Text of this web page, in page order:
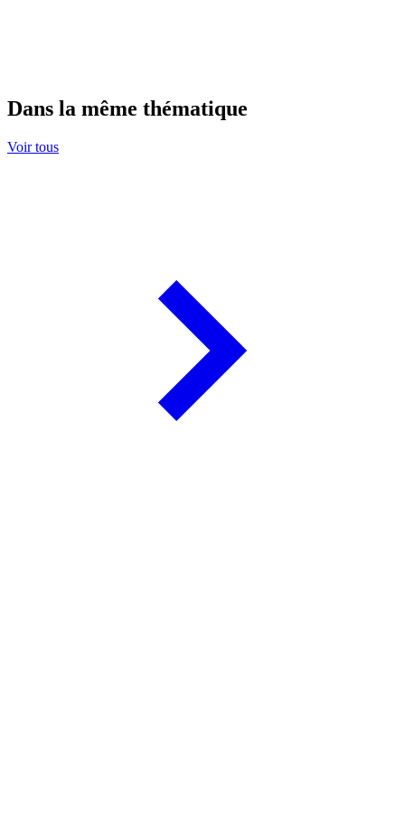
Dans la même thématique
Voir tous